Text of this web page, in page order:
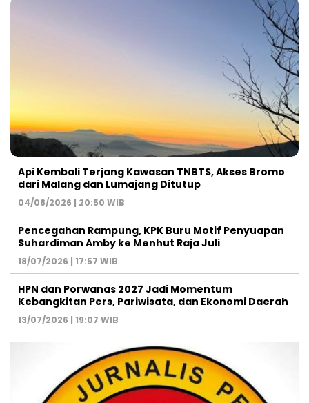
Api Kembali Terjang Kawasan TNBTS, Akses Bromo
dari Malang dan Lumajang Ditutup
04/08/2026 | 20:50 WIB
Pencegahan Rampung, KPK Buru Motif Penyuapan
Suhardiman Amby ke Menhut Raja Juli
18/07/2026 | 17:57 WIB
HPN dan Porwanas 2027 Jadi Momentum
Kebangkitan Pers, Pariwisata, dan Ekonomi Daerah
13/07/2026 | 19:07 WIB